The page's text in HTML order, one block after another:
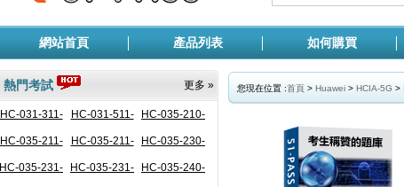
網站首頁 產品列表 如何購買
更多 »
熱門考試
HC-031-311-
ENU
HC-031-511-
ENU
HC-035-210-
ENU
HC-035-211-
CHS
HC-035-211-
ENU
HC-035-230-
ENU
HC-035-231- HC-035-231- HC-035-240-
您現在位置 :首頁 > Huawei > HCIA-5G >